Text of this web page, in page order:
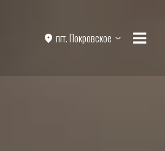
пгт. Покровское